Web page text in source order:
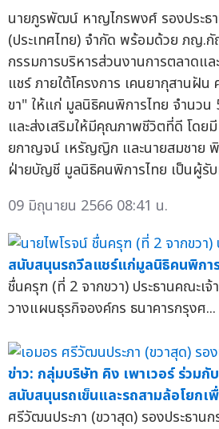
นายภูรพัฒน์ หาญไกรพงศ์ รองประธ
(ประเทศไทย) จำกัด พร้อมด้วย ภญ
กรรมการบริหารส่วนงานการตลาดแ
แชร์ ภายใต้โครงการ เคนยากุสานฝั
ขา" ให้แก่ มูลนิธิคนพิการไทย จำนวน
และส่งเสริมให้มีคุณภาพชีวิตที่ดี โดย
ยกาญจน์ เหรัญญิก และนายสมชาย
ฝ่ายบัญชี มูลนิธิคนพิการไทย เป็นผู้รั
09 มิถุนายน 2566 08:41 น.
สนับสนุนรถวีลแชร์แก่มูลนิธิคนพิกา
ชื่นครุฑ (ที่ 2 จากขวา) ประธานคณะเ
วางแผนธุรกิจองค์กร ธนาคารกรุงศ...
ข่าว: กลุ่มบริษัท คิง เพาเวอร์ ร่วมกั
สนับสนุนรถเข็นและรถสามล้อโยกเ
ศรีวัฒนประภา (ขวาสุด) รองประธานก